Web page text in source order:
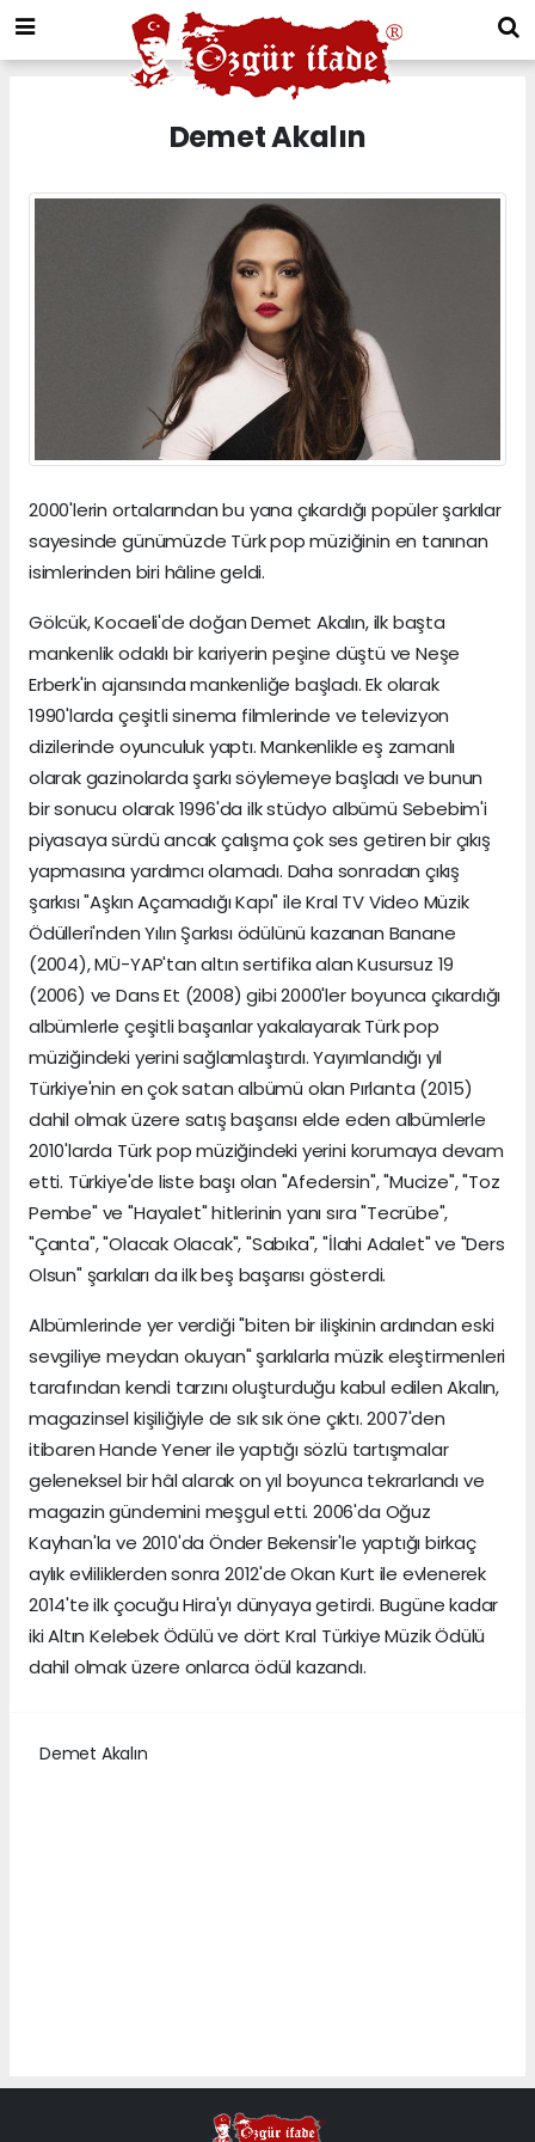
Demet Akalın
2000'lerin ortalarından bu yana çıkardığı popüler şarkılar
sayesinde günümüzde Türk pop müziğinin en tanınan
isimlerinden biri hâline geldi.
Gölcük, Kocaeli'de doğan Demet Akalın, ilk başta
mankenlik odaklı bir kariyerin peşine düştü ve Neşe
Erberk'in ajansında mankenliğe başladı. Ek olarak
1990'larda çeşitli sinema filmlerinde ve televizyon
dizilerinde oyunculuk yaptı. Mankenlikle eş zamanlı
olarak gazinolarda şarkı söylemeye başladı ve bunun
bir sonucu olarak 1996'da ilk stüdyo albümü Sebebim'i
piyasaya sürdü ancak çalışma çok ses getiren bir çıkış
yapmasına yardımcı olamadı. Daha sonradan çıkış
şarkısı "Aşkın Açamadığı Kapı" ile Kral TV Video Müzik
Ödülleri'nden Yılın Şarkısı ödülünü kazanan Banane
(2004), MÜ-YAP'tan altın sertifika alan Kusursuz 19
(2006) ve Dans Et (2008) gibi 2000'ler boyunca çıkardığı
albümlerle çeşitli başarılar yakalayarak Türk pop
müziğindeki yerini sağlamlaştırdı. Yayımlandığı yıl
Türkiye'nin en çok satan albümü olan Pırlanta (2015)
dahil olmak üzere satış başarısı elde eden albümlerle
2010'larda Türk pop müziğindeki yerini korumaya devam
etti. Türkiye'de liste başı olan "Afedersin", "Mucize", "Toz
Pembe" ve "Hayalet" hitlerinin yanı sıra "Tecrübe",
"Çanta", "Olacak Olacak", "Sabıka", "İlahi Adalet" ve "Ders
Olsun" şarkıları da ilk beş başarısı gösterdi.
Albümlerinde yer verdiği "biten bir ilişkinin ardından eski
sevgiliye meydan okuyan" şarkılarla müzik eleştirmenleri
tarafından kendi tarzını oluşturduğu kabul edilen Akalın,
magazinsel kişiliğiyle de sık sık öne çıktı. 2007'den
itibaren Hande Yener ile yaptığı sözlü tartışmalar
geleneksel bir hâl alarak on yıl boyunca tekrarlandı ve
magazin gündemini meşgul etti. 2006'da Oğuz
Kayhan'la ve 2010'da Önder Bekensir'le yaptığı birkaç
aylık evliliklerden sonra 2012'de Okan Kurt ile evlenerek
2014'te ilk çocuğu Hira'yı dünyaya getirdi. Bugüne kadar
iki Altın Kelebek Ödülü ve dört Kral Türkiye Müzik Ödülü
dahil olmak üzere onlarca ödül kazandı.
Demet Akalın